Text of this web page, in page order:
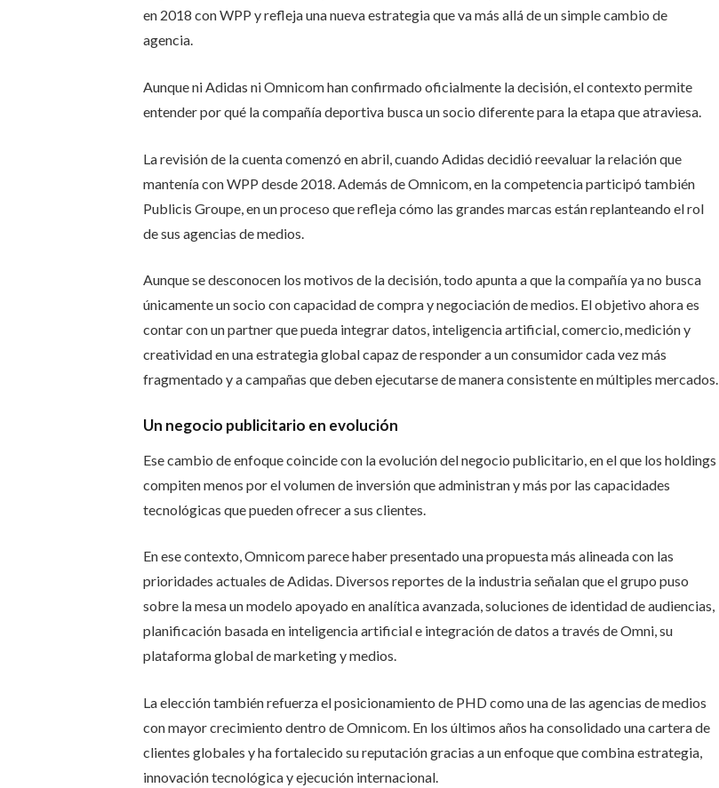
en 2018 con WPP y refleja una nueva estrategia que va más allá de un simple cambio de
agencia.
Aunque ni Adidas ni Omnicom han confirmado oficialmente la decisión, el contexto permite
entender por qué la compañía deportiva busca un socio diferente para la etapa que atraviesa.
La revisión de la cuenta comenzó en abril, cuando Adidas decidió reevaluar la relación que
mantenía con WPP desde 2018. Además de Omnicom, en la competencia participó también
Publicis Groupe, en un proceso que refleja cómo las grandes marcas están replanteando el rol
de sus agencias de medios.
Aunque se desconocen los motivos de la decisión, todo apunta a que la compañía ya no busca
únicamente un socio con capacidad de compra y negociación de medios. El objetivo ahora es
contar con un partner que pueda integrar datos, inteligencia artificial, comercio, medición y
creatividad en una estrategia global capaz de responder a un consumidor cada vez más
fragmentado y a campañas que deben ejecutarse de manera consistente en múltiples mercados.
Un negocio publicitario en evolución
Ese cambio de enfoque coincide con la evolución del negocio publicitario, en el que los holdings
compiten menos por el volumen de inversión que administran y más por las capacidades
tecnológicas que pueden ofrecer a sus clientes.
En ese contexto, Omnicom parece haber presentado una propuesta más alineada con las
prioridades actuales de Adidas. Diversos reportes de la industria señalan que el grupo puso
sobre la mesa un modelo apoyado en analítica avanzada, soluciones de identidad de audiencias,
planificación basada en inteligencia artificial e integración de datos a través de Omni, su
plataforma global de marketing y medios.
La elección también refuerza el posicionamiento de PHD como una de las agencias de medios
con mayor crecimiento dentro de Omnicom. En los últimos años ha consolidado una cartera de
clientes globales y ha fortalecido su reputación gracias a un enfoque que combina estrategia,
innovación tecnológica y ejecución internacional.